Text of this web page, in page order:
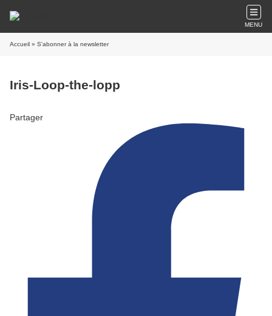
MENU
Accueil » S'abonner à la newsletter
Iris-Loop-the-lopp
Partager